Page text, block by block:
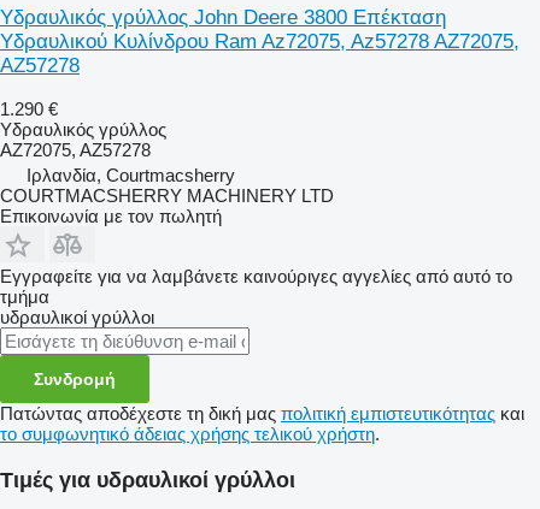
Υδραυλικός γρύλλος John Deere 3800 Επέκταση
Υδραυλικού Κυλίνδρου Ram Az72075, Az57278 AZ72075,
AZ57278
1.290 €
Υδραυλικός γρύλλος
AZ72075, AZ57278
Ιρλανδία, Courtmacsherry
COURTMACSHERRY MACHINERY LTD
Επικοινωνία με τον πωλητή
Εγγραφείτε για να λαμβάνετε καινούριγες αγγελίες από αυτό το
τμήμα
υδραυλικοί γρύλλοι
Συνδρομή
Πατώντας αποδέχεστε τη δική μας πολιτική εμπιστευτικότητας και
το συμφωνητικό άδειας χρήσης τελικού χρήστη.
Τιμές για υδραυλικοί γρύλλοι